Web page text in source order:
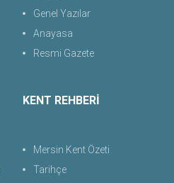
Genel Yazılar
Anayasa
Resmi Gazete
KENT REHBERİ
Mersin Kent Özeti
Tarihçe